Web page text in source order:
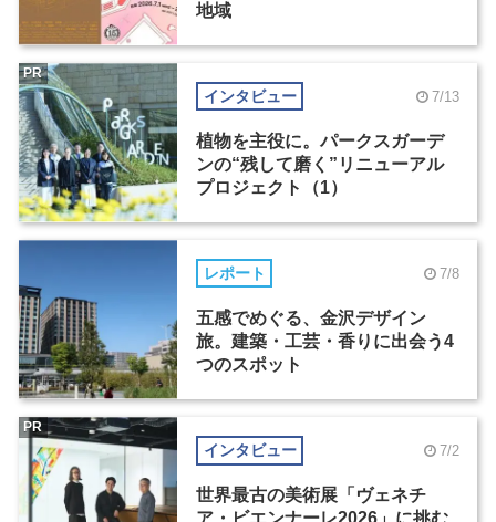
地域
インタビュー 7/13
植物を主役に。パークスガーデ
ンの“残して磨く”リニューアル
プロジェクト（1）
PR
レポート 7/8
五感でめぐる、金沢デザイン
旅。建築・工芸・香りに出会う4
つのスポット
インタビュー 7/2
世界最古の美術展「ヴェネチ
PR